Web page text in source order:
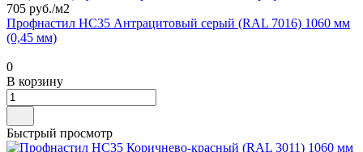
705 руб./м2
Профнастил НС35 Антрацитовый серый (RAL 7016) 1060 мм
(0,45 мм)
0
В корзину
Быстрый просмотр